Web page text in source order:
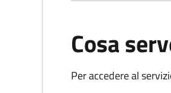
Cosa
Per accedere al